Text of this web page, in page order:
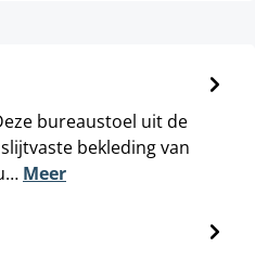
bureaustoel uit de
bekleding van
Meer